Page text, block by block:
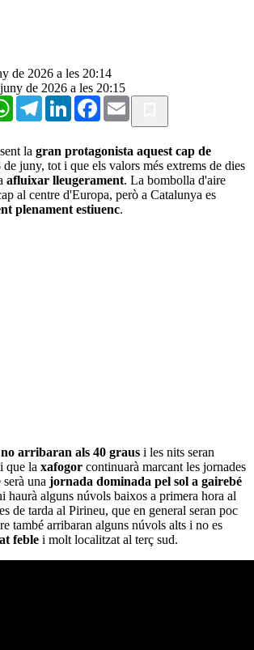
de 2026 a les 20:14
de 2026 a les 20:15
WhatsAppTelegramLinkedInFacebook
Email
la gran protagonista aquest cap de
juny, tot i que els valors més extrems de dies
afluixar lleugerament. La bombolla d'aire
al centre d'Europa, però a Catalunya es
plenament estiuenc.
no arribaran als 40 graus i les nits seran
que la xafogor continuarà marcant les jornades
una jornada dominada pel sol a gairebé
haurà alguns núvols baixos a primera hora al
de tarda al Pirineu, que en general seran poc
també arribaran alguns núvols alts i no es
feble i molt localitzat al terç sud.